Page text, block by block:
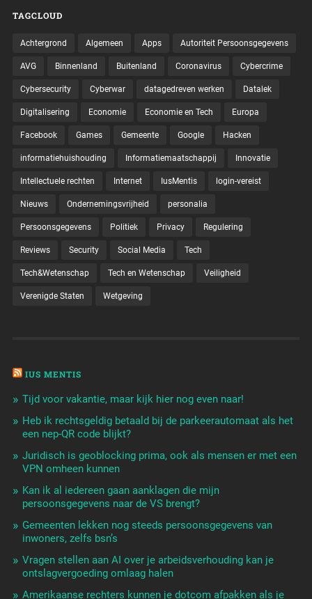
TAGCLOUD
Achtergrond Algemeen Apps Autoriteit Persoonsgegevens
AVG Binnenland Buitenland Coronavirus Cybercrime
Cybersecurity Cyberwar datagedreven werken Datalek
Digitalisering Economie Economie en Tech Europa
Facebook Games Gemeente Google Hacken
informatiehuishouding Informatiemaatschappij Innovatie
Intellectuele rechten Internet IusMentis login-vereist
Nieuws Ondernemingsvrijheid personalia
Persoonsgegevens Politiek Privacy Regulering
Reviews Security Social Media Tech
Tech&Wetenschap Tech en Wetenschap Veiligheid
Verenigde Staten Wetgeving
IUS MENTIS
Tijd voor vakantie, maar kijk hier nog even naar!
Heb ik rechtsgeldig betaald bij de parkeerautomaat als het
een nep-QR code blijkt?
Juridisch is geoblocking prima, ook als mensen er met een
VPN omheen kunnen
Kan ik al iedereen gaan aanklagen die mijn
persoonsgegevens naar de VS brengt?
Gemeenten lekken nog steeds persoonsgegevens van
inwoners, zelfs bsn’s
Vragen stellen aan AI over je arbeidsverhouding kan je
ontslagvergoeding omlaag halen
Amerikaanse rechters kunnen je dotcom afpakken als je